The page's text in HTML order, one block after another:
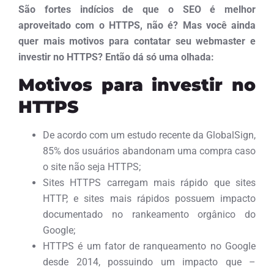
São fortes indícios de que o SEO é melhor
aproveitado com o HTTPS, não é? Mas você ainda
quer mais motivos para contatar seu webmaster e
investir no HTTPS? Então dá só uma olhada:
Motivos para investir no
HTTPS
De acordo com um estudo recente da GlobalSign,
85% dos usuários abandonam uma compra caso
o site não seja HTTPS;
Sites HTTPS carregam mais rápido que sites
HTTP, e sites mais rápidos possuem impacto
documentado no rankeamento orgânico do
Google;
HTTPS é um fator de ranqueamento no Google
desde 2014, possuindo um impacto que –